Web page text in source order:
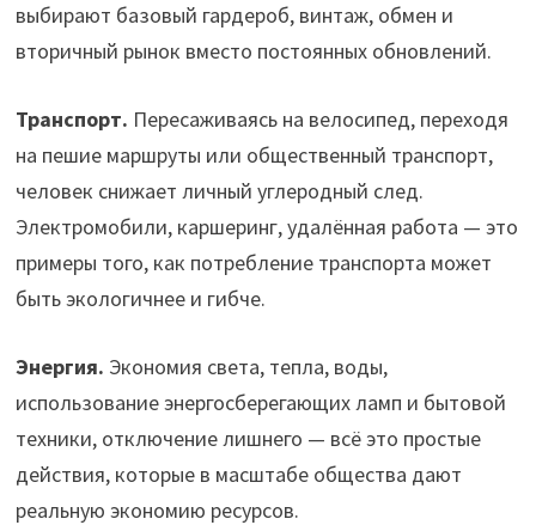
выбирают базовый гардероб, винтаж, обмен и
вторичный рынок вместо постоянных обновлений.
Транспорт. Пересаживаясь на велосипед, переходя
на пешие маршруты или общественный транспорт,
человек снижает личный углеродный след.
Электромобили, каршеринг, удалённая работа — это
примеры того, как потребление транспорта может
быть экологичнее и гибче.
Энергия. Экономия света, тепла, воды,
использование энергосберегающих ламп и бытовой
техники, отключение лишнего — всё это простые
действия, которые в масштабе общества дают
реальную экономию ресурсов.